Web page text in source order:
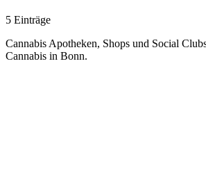
5 Einträge
Cannabis Apotheken, Shops und Social
Cannabis in Bonn.